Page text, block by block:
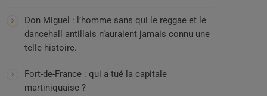
Don Miguel : l’homme sans qui le reggae et le
dancehall antillais n’auraient jamais connu une
telle histoire.
Fort-de-France : qui a tué la capitale
martiniquaise ?